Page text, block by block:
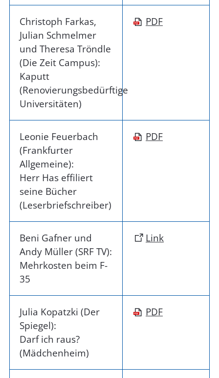
Christoph Farkas,
Julian Schmelmer
und Theresa Tröndle
(Die Zeit Campus):
Kaputt
(Renovierungsbedürftige
Universitäten)
PDF
Leonie Feuerbach
(Frankfurter
Allgemeine):
Herr Has effiliert
seine Bücher
(Leserbriefschreiber)
PDF
Beni Gafner und
Andy Müller (SRF TV):
Mehrkosten beim F-
35
Link
Julia Kopatzki (Der
Spiegel):
Darf ich raus?
(Mädchenheim)
PDF